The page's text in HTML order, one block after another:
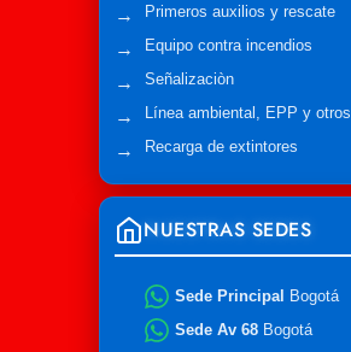
Primeros auxilios y rescate
Equipo contra incendios
Señalizaciòn
Línea ambiental, EPP y otros
Recarga de extintores
NUESTRAS SEDES
Sede Principal Bogotá
Sede Av 68 Bogotá